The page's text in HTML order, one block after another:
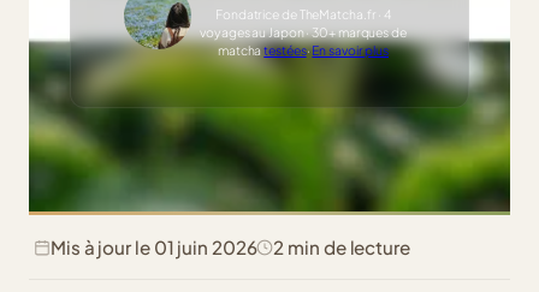
Fondatrice de TheMatcha.fr · 4
voyages au Japon · 30+ marques de
matchatestées·En savoir plus
Mis à jour le 01 juin 2026 2 min de lecture